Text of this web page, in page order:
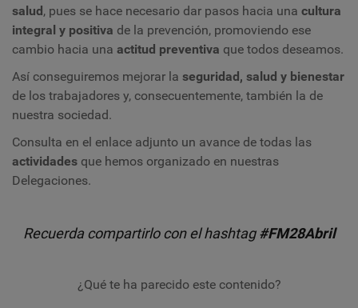
salud, pues se hace necesario dar pasos hacia una cultura
integral y positiva de la prevención, promoviendo ese
cambio hacia una actitud preventiva que todos deseamos.
Así conseguiremos mejorar la seguridad, salud y bienestar
de los trabajadores y, consecuentemente, también la de
nuestra sociedad.
Consulta en el enlace adjunto un avance de todas las
actividades que hemos organizado en nuestras
Delegaciones.
Recuerda compartirlo con el hashtag #FM28Abril
¿Qué te ha parecido este contenido?